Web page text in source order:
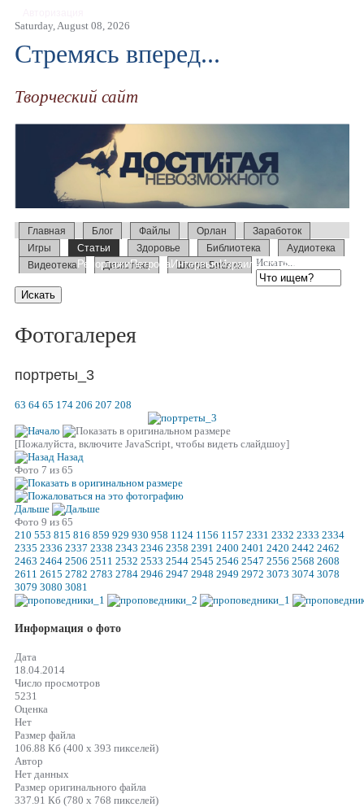
Saturday, August 08, 2026
Стремясь вперед...
Творческий сайт
Главная Блог Файлы Орлан
Заработок
Игры
Статьи
РепортажиПетрова ИнтервьюИзраиль 2014Усыновление
Здоровье Библиотека
Аудиотека
Видеотека
Дискотека Школа Библии Искать...
Фотогалерея
портреты_3
63 64 65 174 206 207 208
[Пожалуйста, включите JavaScript, чтобы видеть слайдшоу]
Назад
Фото 7 из 65
Дальше
Фото 9 из 65
210 553 815 816 859 929 930 958 1124 1156 1157 2331 2332 2333 2334
2335 2336 2337 2338 2343 2346 2358 2391 2400 2401 2420 2442 2462
2463 2464 2506 2511 2532 2533 2544 2545 2546 2547 2556 2568 2608
2611 2615 2782 2783 2784 2946 2947 2948 2949 2972 3073 3074 3078
3079 3080 3081
Информация о фото
Дата
18.04.2014
Число просмотров
5231
Оценка
Нет
Размер файла
106.88 Кб (400 x 393 пикселей)
Автор
Нет данных
Размер оригинального файла
337.91 Кб (780 x 768 пикселей)